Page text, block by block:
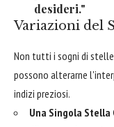
desideri."
Variazioni del
Non tutti i sogni di
possono alterarne
indizi preziosi.
Una Singola Stella